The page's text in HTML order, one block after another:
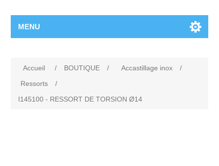
MENU
Accueil / BOUTIQUE / Accastillage inox
/
Ressorts
/
I145100 - RESSORT DE TORSION Ø14